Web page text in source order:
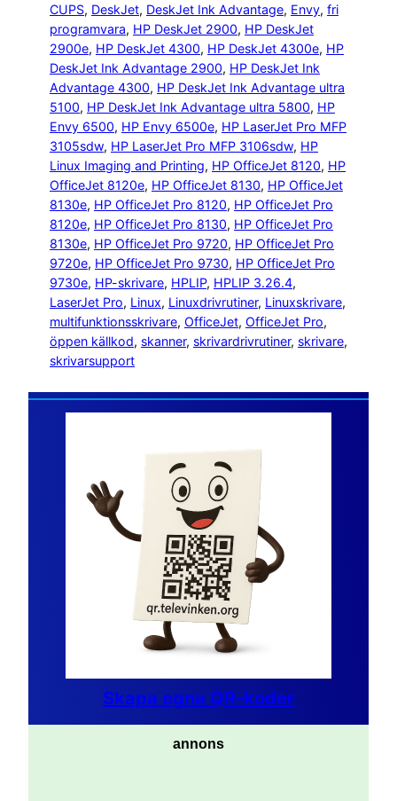
CUPS, DeskJet, DeskJet Ink Advantage, Envy, fri
programvara, HP DeskJet 2900, HP DeskJet
2900e, HP DeskJet 4300, HP DeskJet 4300e, HP
DeskJet Ink Advantage 2900, HP DeskJet Ink
Advantage 4300, HP DeskJet Ink Advantage ultra
5100, HP DeskJet Ink Advantage ultra 5800, HP
Envy 6500, HP Envy 6500e, HP LaserJet Pro MFP
3105sdw, HP LaserJet Pro MFP 3106sdw, HP
Linux Imaging and Printing, HP OfficeJet 8120, HP
OfficeJet 8120e, HP OfficeJet 8130, HP OfficeJet
8130e, HP OfficeJet Pro 8120, HP OfficeJet Pro
8120e, HP OfficeJet Pro 8130, HP OfficeJet Pro
8130e, HP OfficeJet Pro 9720, HP OfficeJet Pro
9720e, HP OfficeJet Pro 9730, HP OfficeJet Pro
9730e, HP-skrivare, HPLIP, HPLIP 3.26.4
LaserJet Pro, Linux, Linuxdrivrutiner, Linuxskrivare
multifunktionsskrivare, OfficeJet, OfficeJet Pro
öppen källkod, skanner, skrivardrivrutiner, skrivare
skrivarsupport
Skapa egna QR-koder
annons